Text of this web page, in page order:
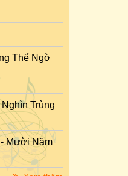
Thể Ngờ
Trùng
Mười Năm